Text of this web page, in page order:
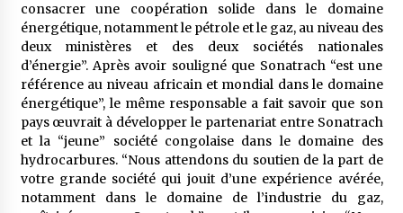
consacrer une coopération solide dans le domaine
énergétique, notamment le pétrole et le gaz, au niveau des
deux ministères et des deux sociétés nationales
d’énergie”. Après avoir souligné que Sonatrach “est une
référence au niveau africain et mondial dans le domaine
énergétique”, le même responsable a fait savoir que son
pays œuvrait à développer le partenariat entre Sonatrach
et la “jeune” société congolaise dans le domaine des
hydrocarbures. “Nous attendons du soutien de la part de
votre grande société qui jouit d’une expérience avérée,
notamment dans le domaine de l’industrie du gaz,